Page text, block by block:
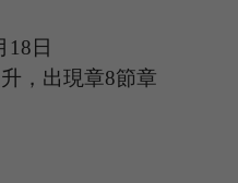
18 日
，出現章8節章